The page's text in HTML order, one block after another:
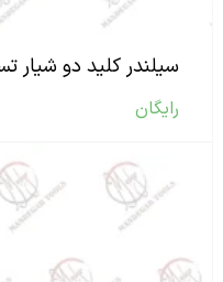
سیلندر کلید دو شیار
رایگان